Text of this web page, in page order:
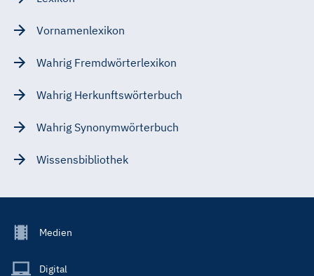
Vornamenlexikon
Wahrig Fremdwörterlexikon
Wahrig Herkunftswörterbuch
Wahrig Synonymwörterbuch
Wissensbibliothek
Footer
Main
Medien
Digital